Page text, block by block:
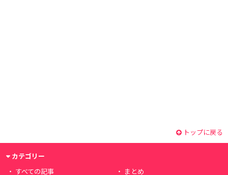
トップに戻る
カテゴリー
すべての記事
まとめ